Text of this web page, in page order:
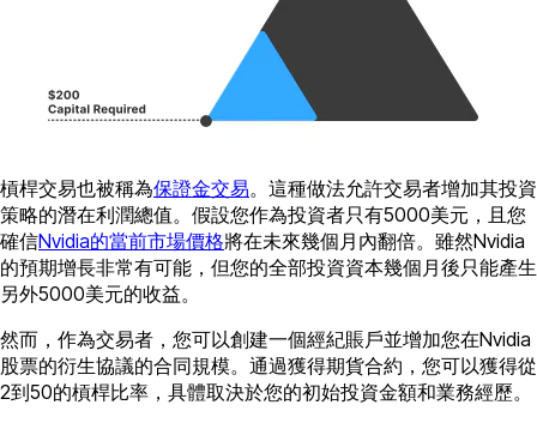
槓桿交易也被稱為保證金交易。這種做法允許交易者增加其投資
策略的潛在利潤總值。假設您作為投資者只有5000美元，且您
確信Nvidia的當前市場價格將在未來幾個月內翻倍。雖然Nvidia
的預期增長非常有可能，但您的全部投資資本幾個月後只能產生
另外5000美元的收益。
然而，作為交易者，您可以創建一個經紀賬戶並增加您在Nvidia
股票的衍生協議的合同規模。通過獲得期貨合約，您可以獲得從
2到50的槓桿比率，具體取決於您的初始投資金額和業務經歷。